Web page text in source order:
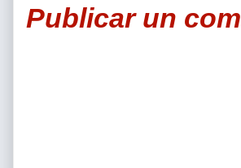
Publicar un